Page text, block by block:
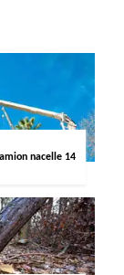
nacelle 14